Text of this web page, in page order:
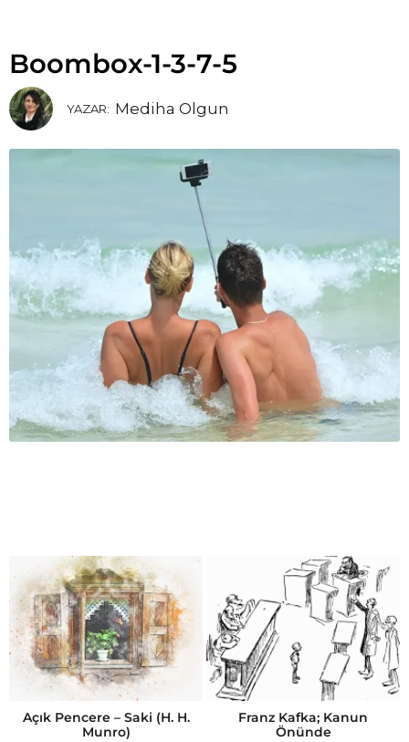
Boombox-1-3-7-5
YAZAR: Mediha Olgun
Açık Pencere – Saki (H. H.
Munro)
Franz Kafka; Kanun
Önünde